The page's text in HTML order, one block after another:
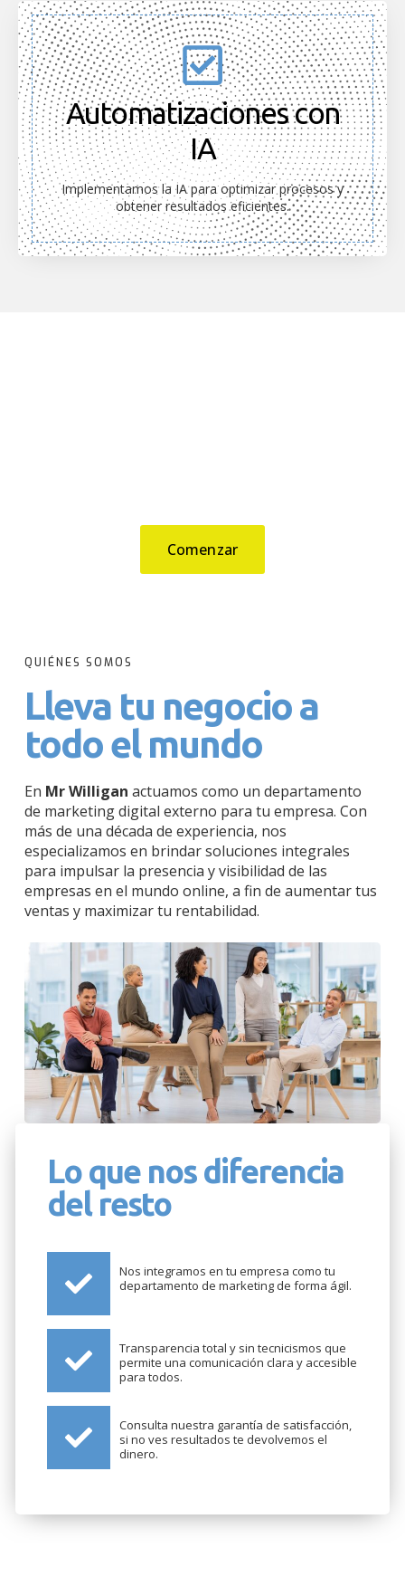
Automatizaciones con
IA
Implementamos la IA para optimizar procesos y
obtener resultados eficientes.
Comenzar
QUIÉNES SOMOS
Lleva tu negocio a
todo el mundo
En Mr Willigan actuamos como un departamento
de marketing digital externo para tu empresa. Con
más de una década de experiencia, nos
especializamos en brindar soluciones integrales
para impulsar la presencia y visibilidad de las
empresas en el mundo online, a fin de aumentar tus
ventas y maximizar tu rentabilidad.
Lo que nos diferencia
del resto
Nos integramos en tu empresa como tu
departamento de marketing de forma ágil.
Transparencia total y sin tecnicismos que
permite una comunicación clara y accesible
para todos.
Consulta nuestra garantía de satisfacción,
si no ves resultados te devolvemos el
dinero.